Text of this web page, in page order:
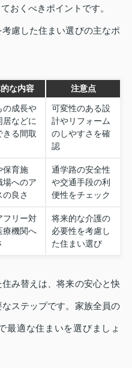
おくべきポイントです。
慮した住まい選びの主なポ
な内容 注意点
の成長や
居などに
きる間取
可変性のある設
計やリフォーム
のしやすさを確
認
保育施
場へのア
の良さ
通学路の安全性
や交通手段の利
便性をチェック
フリー対
療機関へ
将来的な介護の
必要性を考慮し
た住まい選び
み替えは、将来の安心と快
ステップです。家族全員の
最適な住まいを選びましょ